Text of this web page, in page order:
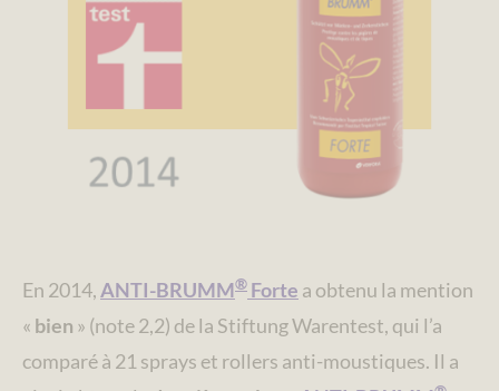
En 2014,ANTI-BRUMM® Forte a obtenu la mention
« bien » (note 2,2) de la Stiftung Warentest, qui l’a
comparé à 21 sprays et rollers anti-moustiques. Il a